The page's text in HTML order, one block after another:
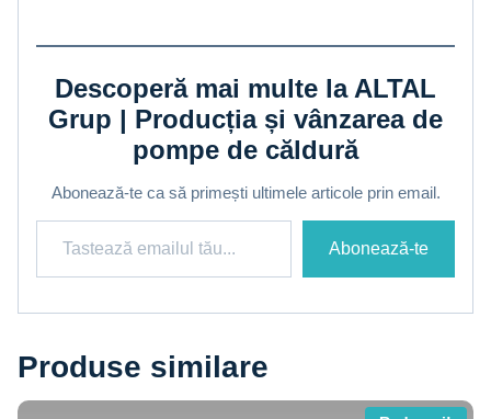
Descoperă mai multe la ALTAL
Grup | Producția și vânzarea de
pompe de căldură
Abonează-te ca să primești ultimele articole prin email.
Tastează emailul tău...
Abonează-te
Produse similare